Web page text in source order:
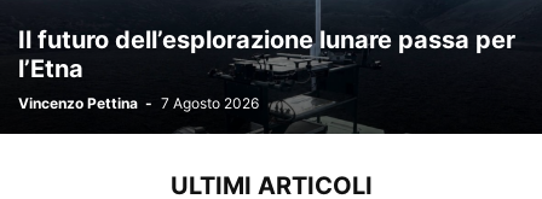
Il futuro dell’esplorazione lunare passa per
l’Etna
Vincenzo Pettina - 7 Agosto 2026
ULTIMI ARTICOLI